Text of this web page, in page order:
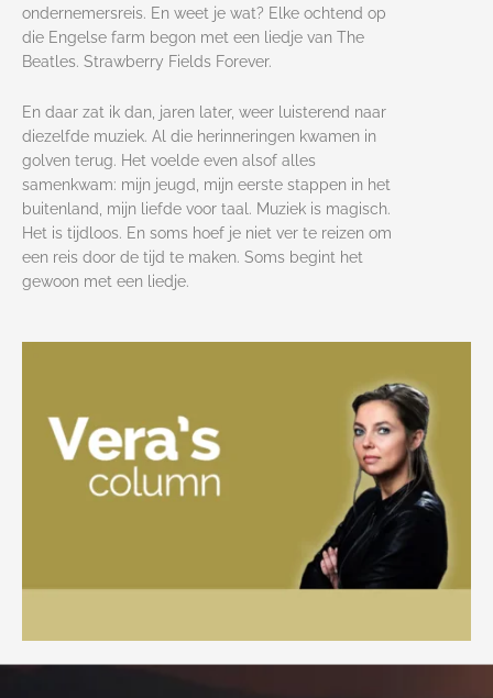
ondernemersreis. En weet je wat? Elke ochtend op
die Engelse farm begon met een liedje van The
Beatles. Strawberry Fields Forever.
En daar zat ik dan, jaren later, weer luisterend naar
diezelfde muziek. Al die herinneringen kwamen in
golven terug. Het voelde even alsof alles
samenkwam: mijn jeugd, mijn eerste stappen in het
buitenland, mijn liefde voor taal. Muziek is magisch.
Het is tijdloos. En soms hoef je niet ver te reizen om
een reis door de tijd te maken. Soms begint het
gewoon met een liedje.